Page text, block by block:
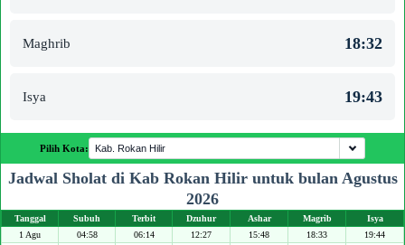
Maghrib 18:32
Isya 19:43
Pilih Kota:
Jadwal Sholat di Kab Rokan Hilir untuk bulan Agustus
2026
Tanggal Subuh Terbit Dzuhur Ashar Magrib
Isya
1 Agu
04:58 06:14 12:27 15:48 18:33
19:44